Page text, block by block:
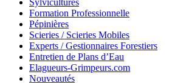
Sylvicultures
Formation Professionnelle
Pépinières
Scieries / Scieries Mobiles
Experts / Gestionnaires Forestiers
Entretien de Plans d’Eau
Elagueurs-Grimpeurs.com
Nouveautés